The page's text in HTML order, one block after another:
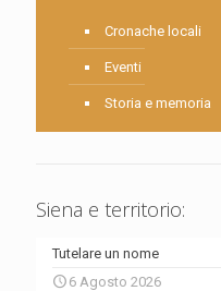
Cronache locali
Eventi
Storia e memoria
Siena e territorio:
Tutelare un nome
6 Agosto 2026